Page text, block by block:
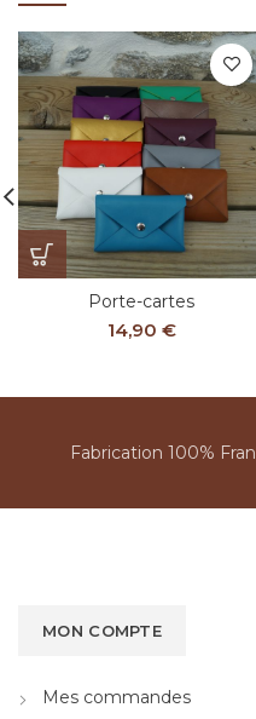
Porte-cartes
14,90 €
Fabrication 100%
MON COMPTE
Mes commandes